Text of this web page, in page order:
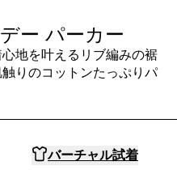
ー パーカー
地を叶えるリブ編みの裾
りのコットンたっぷりパ
バーチャル試着